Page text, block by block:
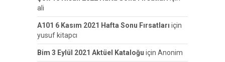
ali
A101 6 Kasım 2021 Hafta Sonu Fırsatları için
yusuf kitapcı
Bim 3 Eylül 2021 Aktüel Kataloğu için Anonim